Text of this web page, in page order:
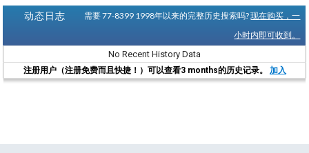
动态日志 需要 77-8399 1998年以来的完整历史搜索吗?现在购买，一
小时内即可收到。
No Recent History Data
注册用户（注册免费而且快捷！）可以查看3 months的历史记录。 加入